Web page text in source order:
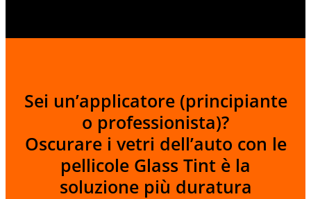
Sei un’applicatore (principiante
o professionista)?
Oscurare i vetri dell’auto con le
pellicole Glass Tint è la
soluzione più duratura